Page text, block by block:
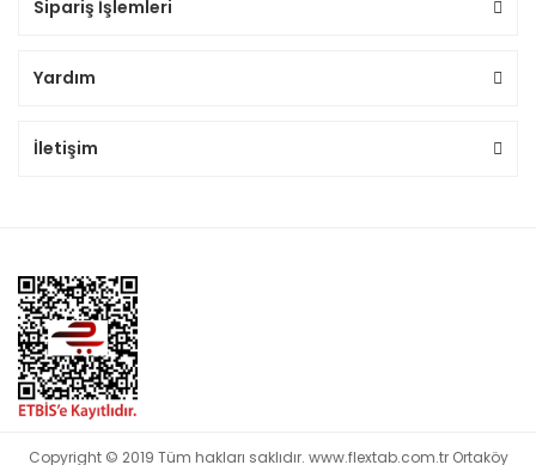
Sipariş İşlemleri
Yardım
İletişim
Copyright © 2019 Tüm hakları saklıdır. www.flextab.com.tr Ortaköy